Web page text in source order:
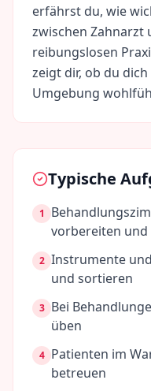
erfährst du, wie
zwischen Zahnarzt
reibungslosen
zeigt dir, ob du
Umgebung
Typische
1
vorbereiten
2 Instrumente
und sortieren
3 Bei
üben
4 Patienten im
betreuen